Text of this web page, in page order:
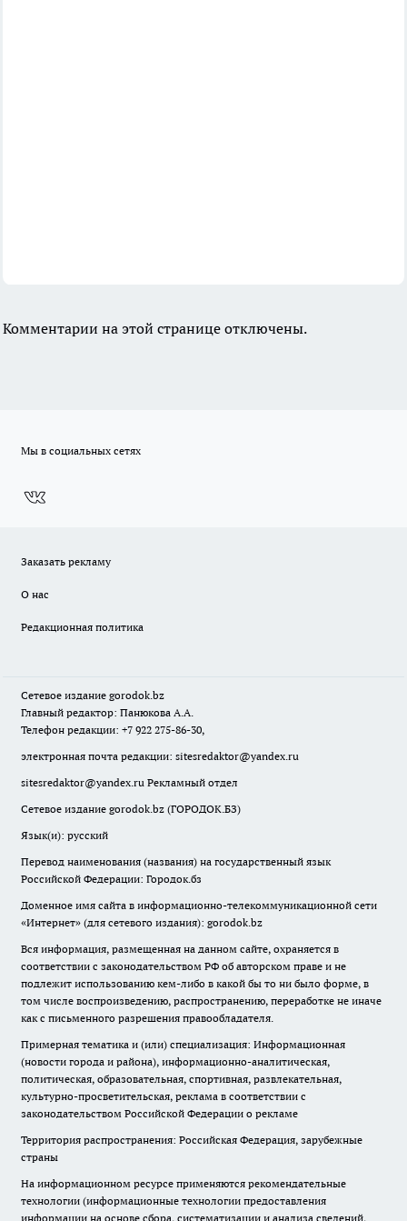
Комментарии на этой странице отключены.
Мы в социальных сетях
Заказать рекламу
О нас
Редакционная политика
Сетевое издание gorodok.bz
Главный редактор: Панюкова А.А.
Телефон редакции: +7 922 275-86-30,
электронная почта редакции: sitesredaktor@yandex.ru
sitesredaktor@yandex.ru Рекламный отдел
Сетевое издание gorodok.bz (ГОРОДОК.БЗ)
Язык(и): русский
Перевод наименования (названия) на государственный язык
Российской Федерации: Городок.бз
Доменное имя сайта в информационно-телекоммуникационной сети
«Интернет» (для сетевого издания): gorodok.bz
Вся информация, размещенная на данном сайте, охраняется в
соответствии с законодательством РФ об авторском праве и не
подлежит использованию кем-либо в какой бы то ни было форме, в
том числе воспроизведению, распространению, переработке не иначе
как с письменного разрешения правообладателя.
Примерная тематика и (или) специализация: Информационная
(новости города и района), информационно-аналитическая,
политическая, образовательная, спортивная, развлекательная,
культурно-просветительская, реклама в соответствии с
законодательством Российской Федерации о рекламе
Территория распространения: Российская Федерация, зарубежные
страны
На информационном ресурсе применяются рекомендательные
технологии (информационные технологии предоставления
информации на основе сбора, систематизации и анализа сведений,